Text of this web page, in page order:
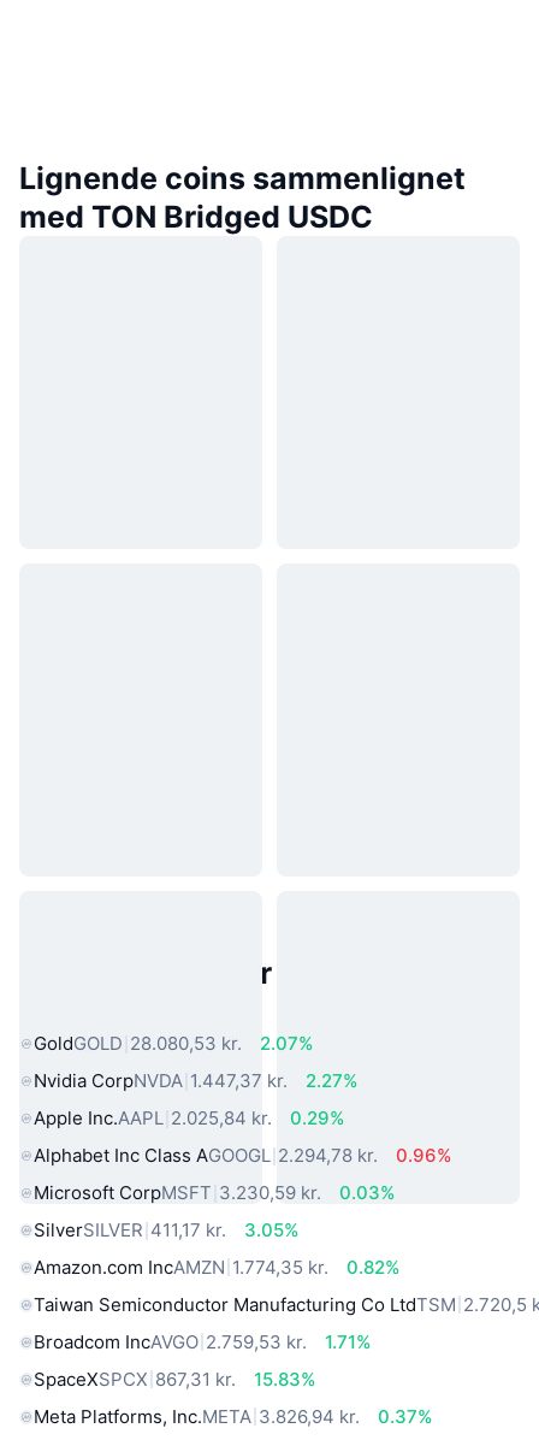
Lignende coins sammenlignet
med TON Bridged USDC
Populære aktiver fra den virkelige
GoldGOLD 28.080,53 kr.
2.07%
Nvidia CorpNVDA 1.447,37 kr.
2.27%
Apple Inc.AAPL 2.025,84 kr.
0.29%
Alphabet Inc Class AGOOGL 2.294,78 kr.
0.96%
Microsoft CorpMSFT 3.230,59 kr.
0.03%
SilverSILVER 411,17 kr.
3.05%
Amazon.com IncAMZN 1.774,35 kr.
0.82%
Taiwan Semiconductor Manufacturing Co LtdTSM 2.720,5
Broadcom IncAVGO 2.759,53 kr.
1.71%
SpaceXSPCX 867,31 kr.
15.83%
Meta Platforms, Inc.META 3.826,94 kr.
0.37%